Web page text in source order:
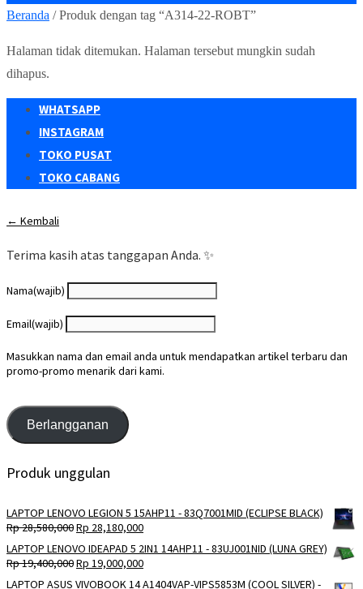
Beranda / Produk dengan tag “A314-22-ROBT”
Halaman tidak ditemukan. Halaman tersebut mungkin sudah
dihapus.
WHATSAPP
INSTAGRAM
TOKO PUSAT
TOKO CABANG
← Kembali
Terima kasih atas tanggapan Anda. ✨
Nama(wajib)
Email(wajib)
Masukkan nama dan email anda untuk mendapatkan artikel terbaru dan
promo-promo menarik dari kami.
Berlangganan
Produk unggulan
LAPTOP LENOVO LEGION 5 15AHP11 - 83Q7001MID (ECLIPSE BLACK)
Rp28,580,000Harga
adalah:
Rp 28,580,000.
Rp 28,180,000Harga
ini
adalah:
Rp 28,180,000.
LAPTOP LENOVO IDEAPAD 5 2IN1 14AHP11 - 83UJ001NID (LUNA GREY)
Rp19,400,000Harga
Rp 19,000,000Harga
LAPTOP ASUS VIVOBOOK 14 A1404VAP-VIPS5853M (COOL SILVER) -